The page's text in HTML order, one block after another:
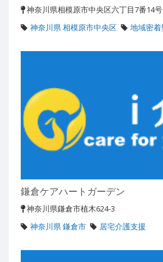
神奈川県相模原市中央区六丁目7番14
神奈川県 相模原市中央区
地域密
鎌倉ケアハートガーデン
神奈川県鎌倉市植木624-3
神奈川県 鎌倉市
居宅介護支援